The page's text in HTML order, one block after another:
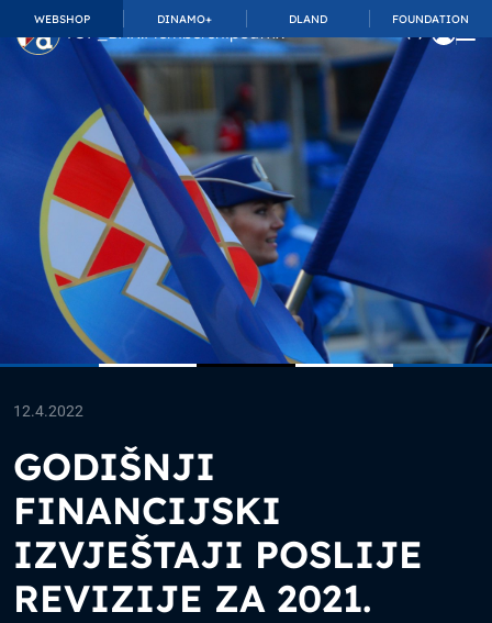
WEBSHOP DINAMO+ DLAND FOUNDATION
TOP_BAR.MembershipSuffix
12.4.2022
GODIŠNJI
FINANCIJSKI
IZVJEŠTAJI POSLIJE
REVIZIJE ZA 2021.